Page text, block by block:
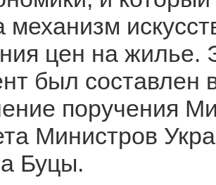
механизм
цен на жилье.
был составлен
поручения
Министров
Буцы.